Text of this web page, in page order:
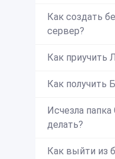
Как создать
сервер?
Как приучить
Как получить
Исчезла папка
делать?
Как выйти из